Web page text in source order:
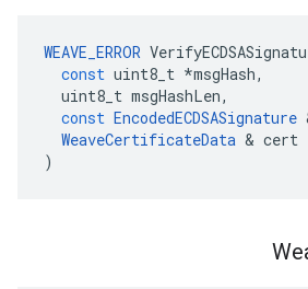
WEAVE_ERROR
const uint8_t *msgHash,
uint8_t msgHashLen,
const EncodedECDSASignature
WeaveCertificateData & cert
)